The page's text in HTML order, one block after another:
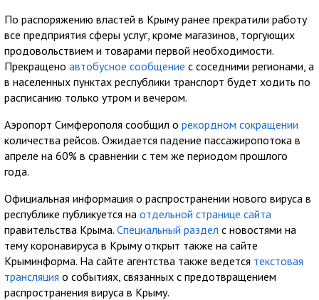
По распоряжению властей в Крыму ранее прекратили работу
все предприятия сферы услуг, кроме магазинов, торгующих
продовольствием и товарами первой необходимости.
Прекращено автобусное сообщение с соседними регионами, а
в населенных пунктах республики транспорт будет ходить по
расписанию только утром и вечером.
Аэропорт Симферополя сообщил о рекордном сокращении
количества рейсов. Ожидается падение пассажиропотока в
апреле на 60% в сравнении с тем же периодом прошлого
года.
Официальная информация о распространении нового вируса в
республике публикуется на отдельной странице сайта
правительства Крыма. Специальный раздел с новостями на
тему коронавируса в Крыму открыт также на сайте
Крыминформа. На сайте агентства также ведется текстовая
трансляция о событиях, связанных с предотвращением
распространения вируса в Крыму.